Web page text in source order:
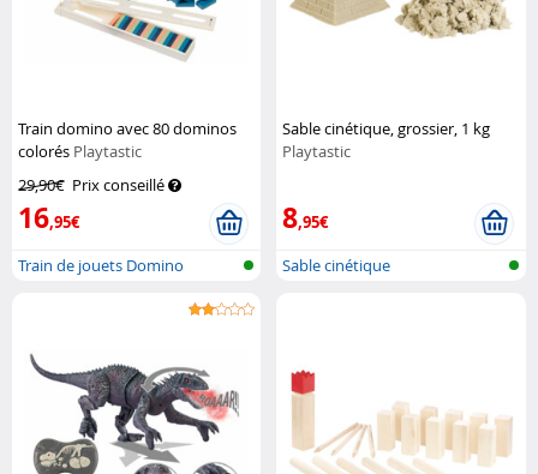
Train domino avec 80 dominos
colorés Playtastic
29,90€ Prix conseillé
16,95€
Train de jouets Domino
Sable cinétique, grossier, 1 kg
Playtastic
8,95€
Sable cinétique